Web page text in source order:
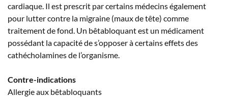
cardiaque. Il est prescrit par certains médecins également
pour lutter contre la migraine (maux de tête) comme
traitement de fond. Un bêtabloquant est un médicament
possédant la capacité de s’opposer à certains effets des
cathécholamines de l’organisme.
Contre-indications
Allergie aux bêtabloquants